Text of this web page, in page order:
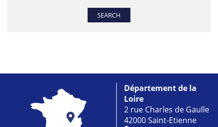
SEARCH
Département de la
Loire
2 rue Charles de Gaulle
42000 Saint-Etienne